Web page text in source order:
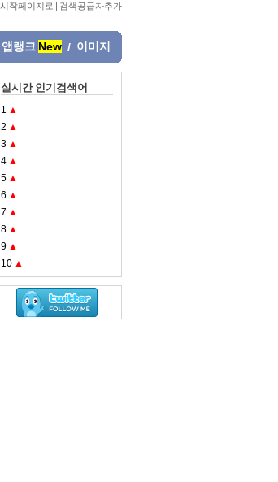
시작페이지로 | 검색공급자추가
앱랭크 New / 이미지
실시간 인기검색어
1 ▲
2 ▲
3 ▲
4 ▲
5 ▲
6 ▲
7 ▲
8 ▲
9 ▲
10 ▲